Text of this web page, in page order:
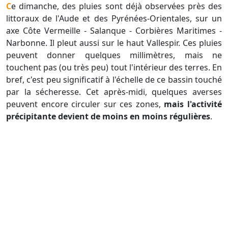
Ce dimanche, des pluies sont déjà observées près des
littoraux de l'Aude et des Pyrénées-Orientales, sur un
axe Côte Vermeille - Salanque - Corbières Maritimes -
Narbonne. Il pleut aussi sur le haut Vallespir. Ces pluies
peuvent donner quelques millimètres, mais ne
touchent pas (ou très peu) tout l'intérieur des terres. En
bref, c'est peu significatif à l'échelle de ce bassin touché
par la sécheresse. Cet après-midi, quelques averses
peuvent encore circuler sur ces zones, mais l'activité
précipitante devient de moins en moins régulières.